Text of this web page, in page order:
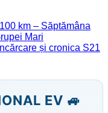
km – Săptămâna
Mari
și cronica S21
EV 🚙